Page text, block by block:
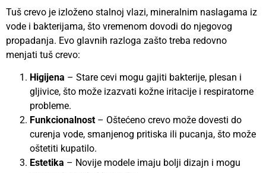
Tuš crevo je izloženo stalnoj vlazi, mineralnim naslagama iz
vode i bakterijama, što vremenom dovodi do njegovog
propadanja. Evo glavnih razloga zašto treba redovno
menjati tuš crevo:
Higijena – Stare cevi mogu gajiti bakterije, plesan i
gljivice, što može izazvati kožne iritacije i respiratorne
probleme.
Funkcionalnost – Oštećeno crevo može dovesti do
curenja vode, smanjenog pritiska ili pucanja, što može
oštetiti kupatilo.
Estetika – Novije modele imaju bolji dizajn i mogu